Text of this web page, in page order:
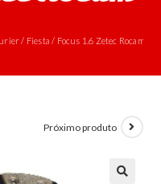
/ Fiesta / Focus 1.6 Zetec Rocam
Próximo produto